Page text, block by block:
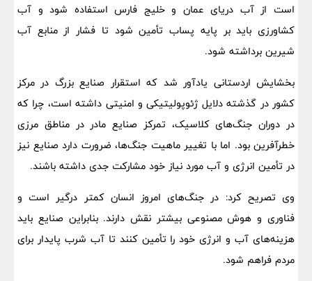
است از آب دریای عمان و خلیج فارس استفاده شود و آب
کشاورزی باید بر پایه پساب تأمین شود تا فشار از منابع آب
شیرین برداشته شود.
بخشایش اردستانی یادآور شد که استقرار صنایع بزرگ در مرکز
کشور در گذشته دلایل ژئوپولیتیکی و امنیتی داشته است، چرا که
در دوران جنگ‌های کلاسیک، تمرکز صنایع مادر در مناطق مرزی
خطرآفرین بود. اما با تغییر ماهیت جنگ‌ها، ضرورت دارد صنایع نیز
در تأمین انرژی و آب مورد نیاز خود مشارکت جدی داشته باشند.
وی تصریح کرد: در جنگ‌های امروز انسان کمتر درگیر است و
فناوری و هوش مصنوعی بیشتر نقش دارند. بنابراین صنایع باید
هزینه‌های آب و انرژی خود را تأمین کنند تا آب شرب پایدار برای
مردم فراهم شود.